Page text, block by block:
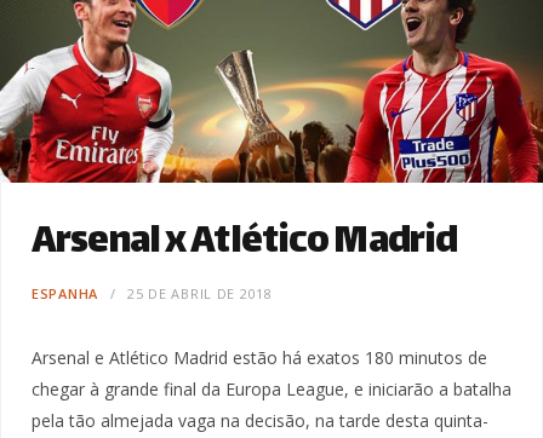
Arsenal x Atlético Madrid
ESPANHA 25 DE ABRIL DE 2018
Arsenal e Atlético Madrid estão há exatos 180 minutos de
chegar à grande final da Europa League, e iniciarão a batalha
pela tão almejada vaga na decisão, na tarde desta quinta-